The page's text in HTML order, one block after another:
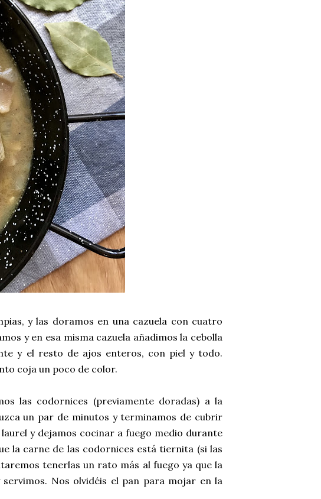
y las doramos en una cazuela con cuatro
y en esa misma cazuela añadimos la cebolla
y el resto de ajos enteros, con piel y todo.
coja un poco de color.
las codornices (previamente doradas) a la
un par de minutos y terminamos de cubrir
y dejamos cocinar a fuego medio durante
la carne de las codornices está tiernita (si las
tenerlas un rato más al fuego ya que la
Nos olvidéis el pan para mojar en la